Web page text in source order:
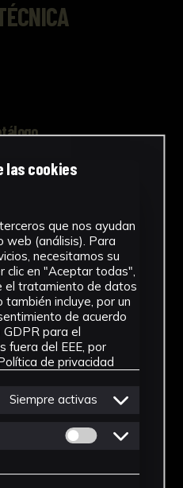
03842
Botánica
las cookies
que nos ayudan
web (análisis). Para
necesitamos su
clic en "Aceptar todas",
el tratamiento de datos
incluye, por un
de acuerdo
GDPR para el
fuera del EEE, por
de privacidad
Siempre activas
Permitir cookies